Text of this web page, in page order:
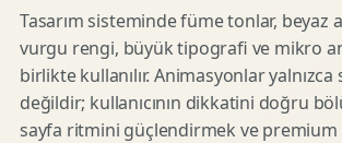
Tasarım sisteminde füme tonlar, beyaz
vurgu rengi, büyük tipografi ve mikro
birlikte kullanılır. Animasyonlar yalnızca
değildir; kullanıcının dikkatini doğru
sayfa ritmini güçlendirmek ve premium